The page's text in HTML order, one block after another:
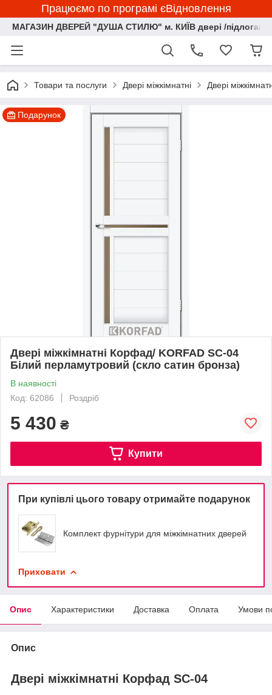
Працюємо по програмі єВідновлення
МАГАЗИН ДВЕРЕЙ "ДУША СТИЛЮ" м. КИЇВ двері /підлога/
Товари та послуги Двері міжкімнатні Двері
Подарунок
Двері міжкімнатні Корфад/ KORFAD SC-04
Білий перламутровий (скло сатин бронза)
В наявності
Код: 62086
Роздріб
5 430 ₴
Купити
При купівлі цього товару отримайте подарунок
Комплект фурнітури для міжкімнатних дверей
Приховати
Опис Характеристики Доставка Оплата Умови
Опис
Двері міжкімнатні Корфад SC-04